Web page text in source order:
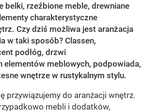
belki, rzeźbione meble, drewniane
charakterystyczne
Czy dziś możliwa jest aranżacja
w taki sposób? Classen,
podłóg, drzwi
elementów meblowych, podpowiada,
wnętrze w rustykalnym stylu.
przywiązujemy do aranżacji wnętrz.
mebli i dodatków,